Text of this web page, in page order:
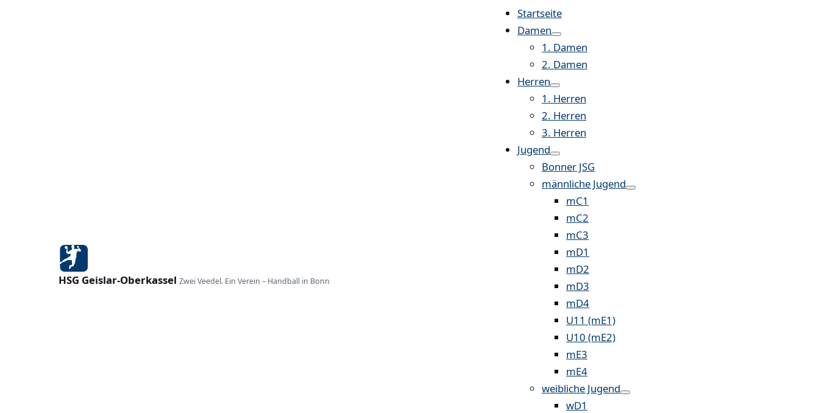
HSG Geislar-Oberkassel Zwei Veedel. Ein Verein – Handball in Bonn
Startseite
Damen
1. Damen
2. Damen
Herren
1. Herren
2. Herren
3. Herren
Jugend
Bonner JSG
männliche Jugend
mC1
mC2
mC3
mD1
mD2
mD3
mD4
U11 (mE1)
U10 (mE2)
mE3
mE4
weibliche Jugend
wD1